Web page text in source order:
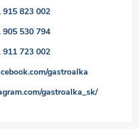
915 823 002
905 530 794
911 723 002
gastroalka
gastroalka_sk/